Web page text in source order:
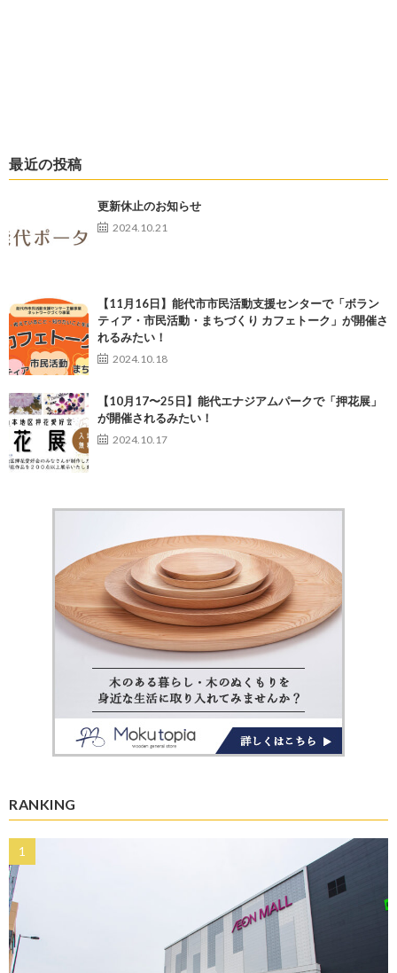
最近の投稿
更新休止のお知らせ
2024.10.21
【11月16日】能代市市民活動支援センターで「ボラン
ティア・市民活動・まちづくり カフェトーク」が開催さ
れるみたい！
2024.10.18
【10月17〜25日】能代エナジアムパークで「押花展」
が開催されるみたい！
2024.10.17
RANKING